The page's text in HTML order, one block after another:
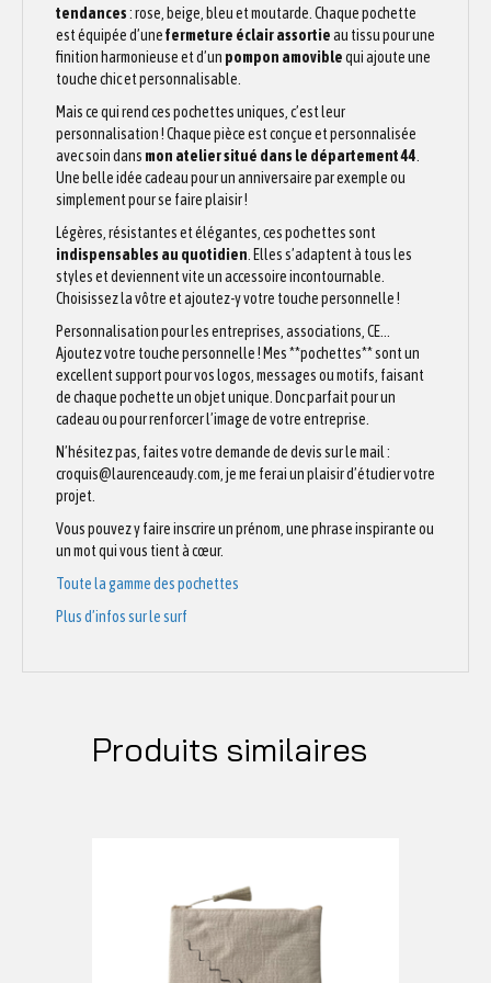
tendances: rose, beige, bleu et moutarde. Chaque pochette
est équipée d’unefermeture éclair assortieau tissu pour une
finition harmonieuse et d’un pompon amoviblequi ajoute une
touche chic et personnalisable.
Mais ce qui rend ces pochettes uniques, c’est leur
personnalisation ! Chaque pièce est conçue et personnalisée
avec soin dans mon atelier situé dans le département 44
Une belle idée cadeau pour un anniversaire par exemple ou
simplement pour se faire plaisir !
Légères, résistantes et élégantes, ces pochettes sont
indispensables au quotidien . Elles s’adaptent à tous les
styles et deviennent vite un accessoire incontournable.
Choisissez la vôtre et ajoutez-y votre touche personnelle !
Personnalisation pour les entreprises, associations, CE…
Ajoutez votre touche personnelle ! Mes **pochettes** sont un
excellent support pour vos logos, messages ou motifs, faisant
de chaque pochette un objet unique. Donc parfait pour un
cadeau ou pour renforcer l’image de votre entreprise.
N’hésitez pas, faites votre demande de devis sur le mail :
croquis@laurenceaudy.com, je me ferai un plaisir d’étudier votre
projet.
Vous pouvez y faire inscrire un prénom, une phrase inspirante ou
un mot qui vous tient à cœur.
Toute la gamme des pochettes
Plus d’infos sur le surf
Produits similaires